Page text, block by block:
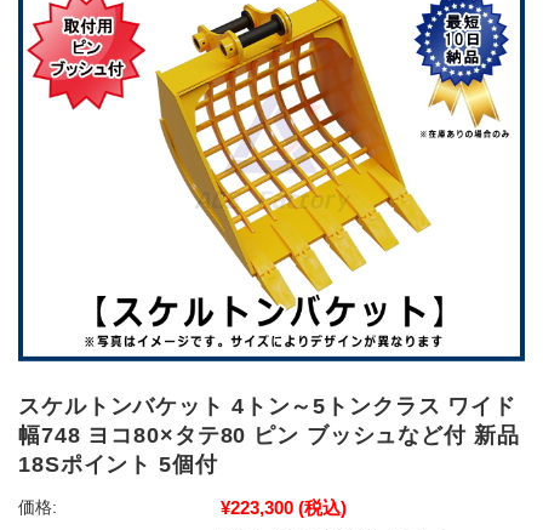
スケルトンバケット 4トン～5トンクラス ワイド
幅748 ヨコ80×タテ80 ピン ブッシュなど付 新品
18Sポイント 5個付
価格: ¥223,300 (税込)